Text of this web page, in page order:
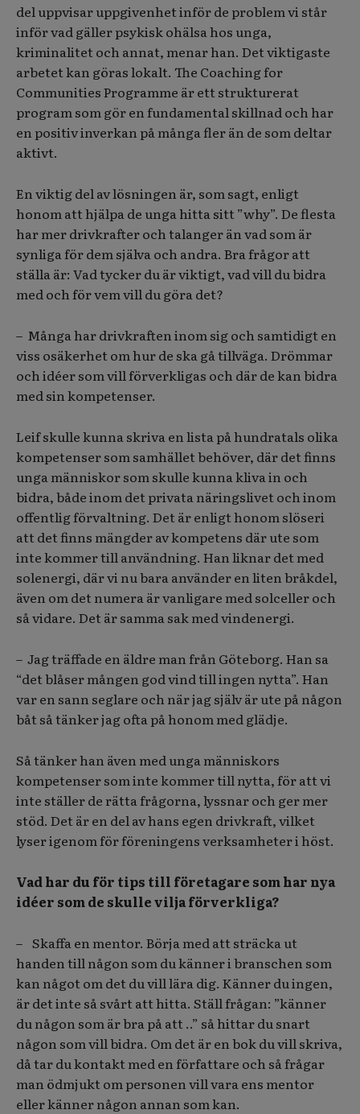
del uppvisar uppgivenhet inför de problem vi står
inför vad gäller psykisk ohälsa hos unga,
kriminalitet och annat, menar han. Det viktigaste
arbetet kan göras lokalt. The Coaching for
Communities Programme är ett strukturerat
program som gör en fundamental skillnad och har
en positiv inverkan på många fler än de som deltar
aktivt.
En viktig del av lösningen är, som sagt, enligt
honom att hjälpa de unga hitta sitt ”why”. De flesta
har mer drivkrafter och talanger än vad som är
synliga för dem själva och andra. Bra frågor att
ställa är: Vad tycker du är viktigt, vad vill du bidra
med och för vem vill du göra det?
– Många har drivkraften inom sig och samtidigt en
viss osäkerhet om hur de ska gå tillväga. Drömmar
och idéer som vill förverkligas och där de kan bidra
med sin kompetenser.
Leif skulle kunna skriva en lista på hundratals olika
kompetenser som samhället behöver, där det finns
unga människor som skulle kunna kliva in och
bidra, både inom det privata näringslivet och inom
offentlig förvaltning. Det är enligt honom slöseri
att det finns mängder av kompetens där ute som
inte kommer till användning. Han liknar det med
solenergi, där vi nu bara använder en liten bråkdel,
även om det numera är vanligare med solceller och
så vidare. Det är samma sak med vindenergi.
– Jag träffade en äldre man från Göteborg. Han sa
“det blåser mången god vind till ingen nytta”. Han
var en sann seglare och när jag själv är ute på någon
båt så tänker jag ofta på honom med glädje.
Så tänker han även med unga människors
kompetenser som inte kommer till nytta, för att vi
inte ställer de rätta frågorna, lyssnar och ger mer
stöd. Det är en del av hans egen drivkraft, vilket
lyser igenom för föreningens verksamheter i höst.
Vad har du för tips till företagare som har nya
idéer som de skulle vilja förverkliga?
– Skaffa en mentor. Börja med att sträcka ut
handen till någon som du känner i branschen som
kan något om det du vill lära dig. Känner du ingen,
är det inte så svårt att hitta. Ställ frågan: ”känner
du någon som är bra på att ..” så hittar du snart
någon som vill bidra. Om det är en bok du vill skriva,
då tar du kontakt med en författare och så frågar
man ödmjukt om personen vill vara ens mentor
eller känner någon annan som kan.